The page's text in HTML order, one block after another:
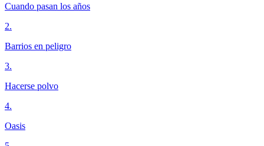
Cuando pasan los años
2.
Barrios en peligro
3.
Hacerse polvo
4.
Oasis